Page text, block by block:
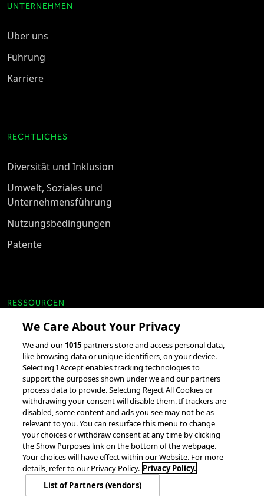
UNTERNEHMEN
Über uns
Führung
Karriere
RECHTLICHES
Diversität und Inklusion
Umwelt, Soziales und
Unternehmensführung
Nutzungsbedingungen
Patente
RESSOURCEN
Kundenerfolgsgeschichten
Partnerschaften und
Integrationen
Alle Rechte vorbehalten.
Cookie – Richtlinie Datenschutzrichtlinie Cookie-Einstellungen
We Care About Your Privacy
We and our1015 partners store and access personal data,
like browsing data or unique identifiers, on your device.
Selecting I Accept enables tracking technologies to
support the purposes shown under we and our partners
process data to provide. Selecting Reject All Cookies or
withdrawing your consent will disable them. If trackers are
disabled, some content and ads you see may not be as
relevant to you. You can resurface this menu to change
your choices or withdraw consent at any time by clicking
the Show Purposes link on the bottom of the webpage.
Your choices will have effect within our Website. For more
details, refer to our Privacy Policy. Privacy Policy.
List of Partners (vendors)